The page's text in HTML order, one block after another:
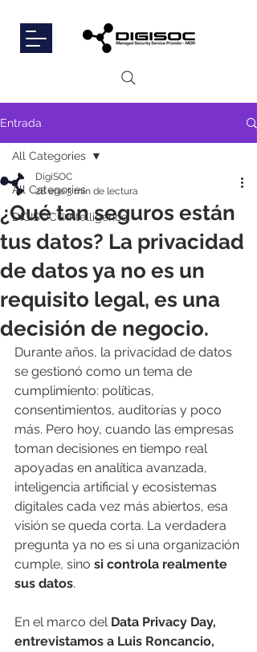
Entrada
All Categories
DIGISOC®Intelligence
All Categories
¿Qué tan seguros están
tus datos? La privacidad
de datos ya no es un
requisito legal, es una
decisión de negocio.
DigiSOC
28 ene3 min de lectura
Durante años, la privacidad de datos
se gestionó como un tema de
cumplimiento: políticas,
consentimientos, auditorías y poco
más. Pero hoy, cuando las empresas
toman decisiones en tiempo real
apoyadas en analítica avanzada,
inteligencia artificial y ecosistemas
digitales cada vez más abiertos, esa
visión se queda corta. La verdadera
pregunta ya no es si una organización
cumple, sino si controla realmente
sus datos.
En el marco del Data Privacy Day,
entrevistamos a Luis Roncancio,